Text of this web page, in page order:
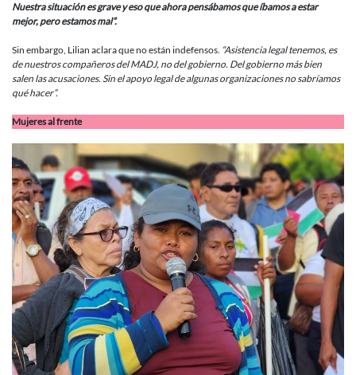
Nuestra situación es grave y eso que ahora pensábamos que íbamos a estar
mejor, pero estamos mal”.
Sin embargo, Lilian aclara que no están indefensos. “Asistencia legal tenemos, es
de nuestros compañeros del MADJ, no del gobierno. Del gobierno más bien
salen las acusaciones. Sin el apoyo legal de algunas organizaciones no sabríamos
qué hacer”.
Mujeres al frente